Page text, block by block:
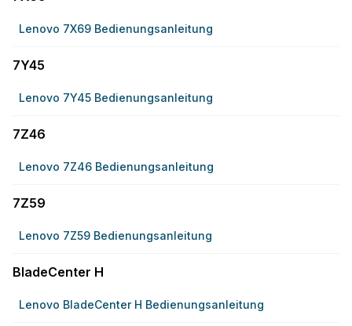
Lenovo 7X69 Bedienungsanleitung
7Y45
Lenovo 7Y45 Bedienungsanleitung
7Z46
Lenovo 7Z46 Bedienungsanleitung
7Z59
Lenovo 7Z59 Bedienungsanleitung
BladeCenter H
Lenovo BladeCenter H Bedienungsanleitung